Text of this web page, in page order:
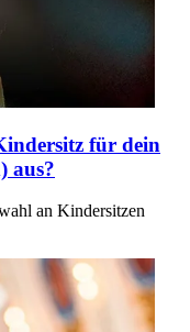
für dein
aus?
an Kindersitzen